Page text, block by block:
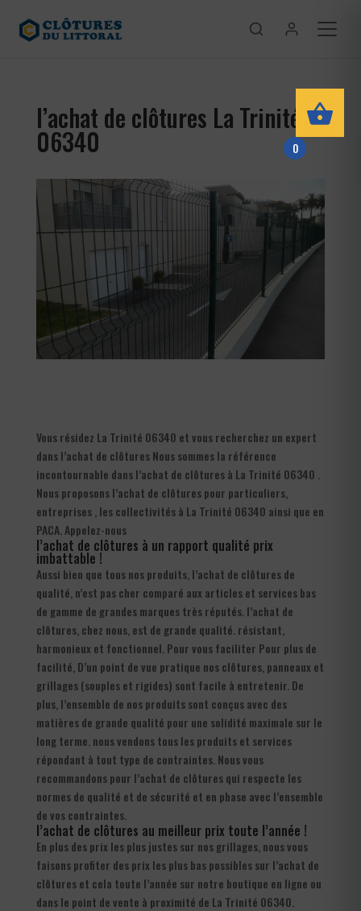
l’achat de clôtures La Trinité
06340
Vous résidez La Trinité 06340 et vous recherchez un expert
dans l’achat de clôtures Nous sommes la référence
incontournable dans l’achat de clôtures à La Trinité 06340 .
Nous proposons l’achat de clôtures pour particuliers,
entreprises , les collectivités à La Trinité 06340 ainsi que en
PACA. Appelez-nous
l’achat de clôtures à un rapport qualité prix
imbattable !
Aussi bien que tous nos produits, l’achat de clôtures de
qualité, n’est pas cher comparé aux articles et services bas
de gamme de grandes marques très réputés. l’achat de
clôtures, chez nous, est de grande qualité. résistant,
harmonieux et fonctionnel. Pour vous faciliter Pour plus de
facilité, D’un point de vue pratique nos clôtures, panneaux et
grillages (souples et rigides) sont facile à entretenir. De
plus, l’ensemble de nos produits sont conçus avec des
matières de grande qualité pour une solidité maximale sur le
long terme. nous vendons tous les produits et services
répondant à tout type de contraintes. Nous vous
recommandons pour l’achat de clôtures qui respecte les
normes de qualité et de sécurité et en phase avec l’ensemble
de vos contraintes.
l’achat de clôtures au meilleur prix toute l’année !
En plus des prix les plus justes sur nos grillages, nous vous
faisons profiter des prix les plus bas possibles sur l’achat de
clôtures et cela toute l’année sur notre boutique en ligne ou
dans le point de vente à proximité de La Trinité 06340.
0